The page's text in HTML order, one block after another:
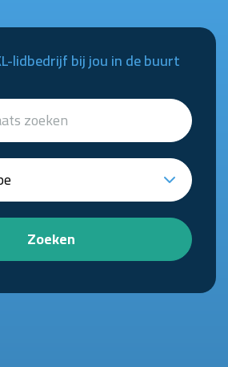
lidbedrijf bij jou in de buurt
Zoeken